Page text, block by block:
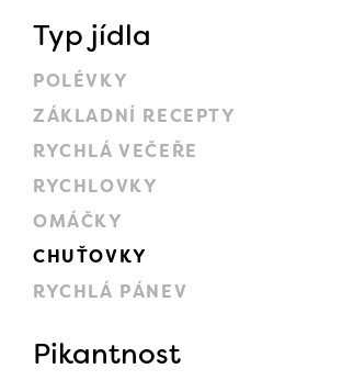
Typ jídla
POLÉVKY
ZÁKLADNÍ RECEPTY
RYCHLÁ VEČEŘE
RYCHLOVKY
OMÁČKY
CHUŤOVKY
RYCHLÁ PÁNEV
Pikantnost